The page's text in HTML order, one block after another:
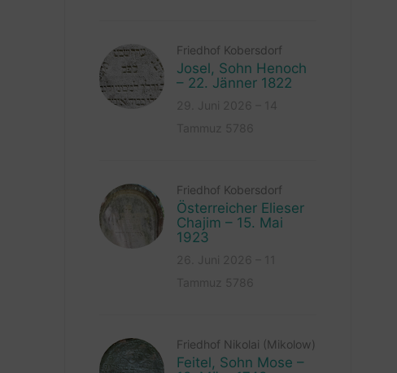
Friedhof Kobersdorf
Josel, Sohn Henoch
– 22. Jänner 1822
Friedhof Kobersdorf
Österreicher Elieser
Chajim – 15. Mai
1923
Friedhof Nikolai (Mikolow)
Feitel, Sohn Mose –